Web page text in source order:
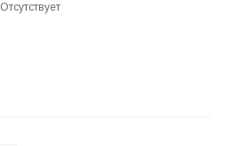
Отсутствует